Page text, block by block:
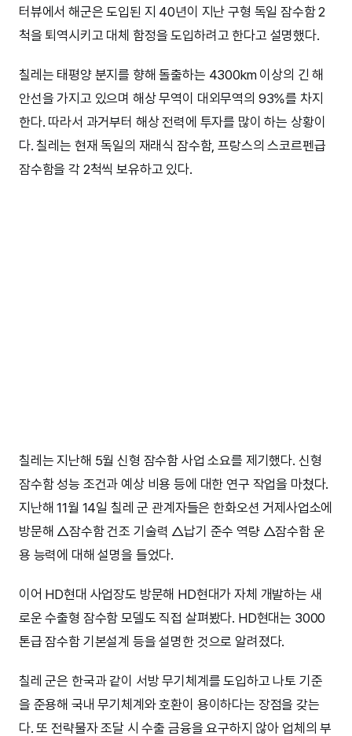
터뷰에서 해군은 도입된 지 40년이 지난 구형 독일 잠수함 2
척을 퇴역시키고 대체 함정을 도입하려고 한다고 설명했다.
칠레는 태평양 분지를 향해 돌출하는 4300km 이상의 긴 해
안선을 가지고 있으며 해상 무역이 대외무역의 93%를 차지
한다. 따라서 과거부터 해상 전력에 투자를 많이 하는 상황이
다. 칠레는 현재 독일의 재래식 잠수함, 프랑스의 스코르펜급
잠수함을 각 2척씩 보유하고 있다.
칠레는 지난해 5월 신형 잠수함 사업 소요를 제기했다. 신형
잠수함 성능 조건과 예상 비용 등에 대한 연구 작업을 마쳤다.
지난해 11월 14일 칠레 군 관계자들은 한화오션 거제사업소에
방문해 △잠수함 건조 기술력 △납기 준수 역량 △잠수함 운
용 능력에 대해 설명을 들었다.
이어 HD현대 사업장도 방문해 HD현대가 자체 개발하는 새
로운 수출형 잠수함 모델도 직접 살펴봤다. HD현대는 3000
톤급 잠수함 기본설계 등을 설명한 것으로 알려졌다.
칠레 군은 한국과 같이 서방 무기체계를 도입하고 나토 기준
을 준용해 국내 무기체계와 호환이 용이하다는 장점을 갖는
다. 또 전략물자 조달 시 수출 금융을 요구하지 않아 업체의 부